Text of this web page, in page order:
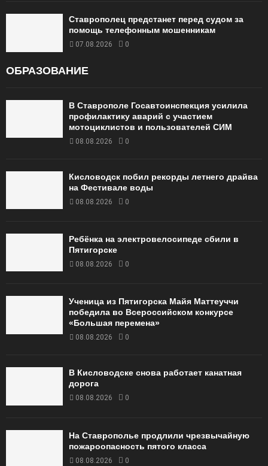
Ставрополец предстанет перед судом за
помощь телефонным мошенникам
07.08.2026 0
ОБРАЗОВАНИЕ
В Ставрополе Госавтоинспекция усилила
профилактику аварий с участием
мотоциклистов и пользователей СИМ
08.08.2026 0
Кисловодск побил рекорды летнего драйва
на Фестивале воды
08.08.2026 0
Ребёнка на электровелосипеде сбили в
Пятигорске
08.08.2026 0
Ученица из Пятигорска Майя Маттеуччи
победила во Всероссийском конкурсе
«Большая перемена»
08.08.2026 0
В Кисловодске снова работает канатная
дорога
08.08.2026 0
На Ставрополье продлили чрезвычайную
пожароопасность пятого класса
08.08.2026 0